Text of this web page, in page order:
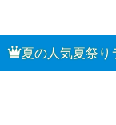
夏の人気夏祭り